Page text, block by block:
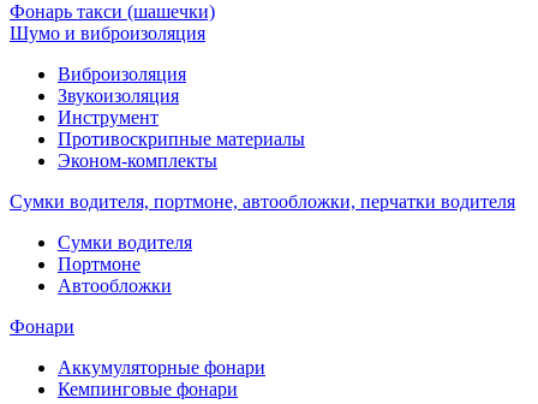
Фонарь такси (шашечки)
Шумо и виброизоляция
Виброизоляция
Звукоизоляция
Инструмент
Противоскрипные материалы
Эконом-комплекты
Сумки водителя, портмоне, автообложки, перчатки водителя
Cумки водителя
Портмоне
Автообложки
Фонари
Аккумуляторные фонари
Кемпинговые фонари